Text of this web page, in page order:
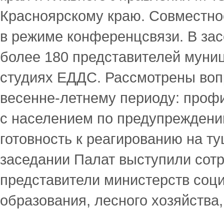
Красноярскому краю.
в режиме конференцсвязи. В
более 180 представителей
студиях ЕДДС. Рассмотрены
весенне-летнему периоду:
с населением по
готовность к реагированию на
заседании Палат выступили
представители министерств
образования, лесного